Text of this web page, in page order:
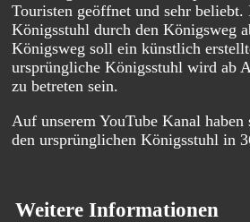
Touristen geöffnet und sehr
Königsstuhl durch den Königsweg
Königsweg soll ein künstlich
ursprüngliche Königsstuhl wird ab
zu betreten sein.
Auf unserem YouTube Kanal
den ursprünglichen Königsstuhl in
Weitere Informationen